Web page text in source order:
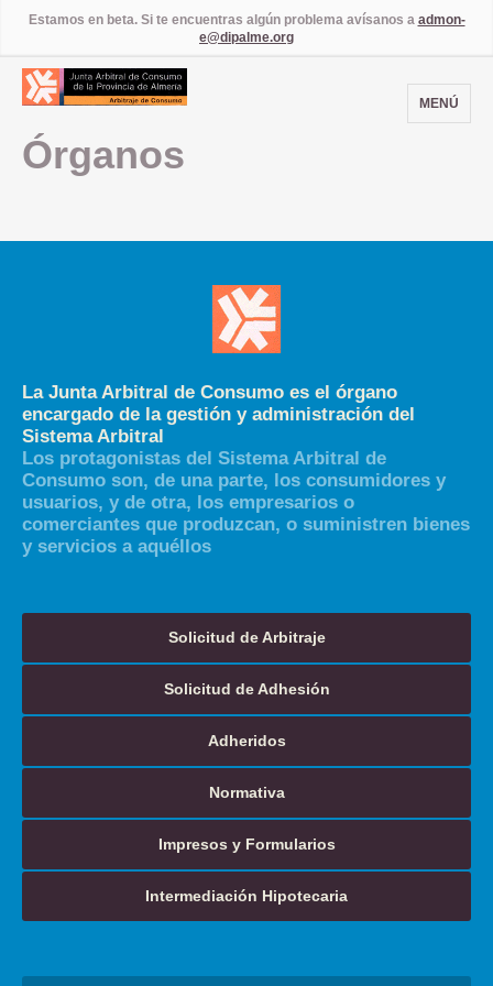
Estamos en beta. Si te encuentras algún problema avísanos a admon-
e@dipalme.org
MENÚ
Órganos
La Junta Arbitral de Consumo es el órgano
encargado de la gestión y administración del
Sistema Arbitral
Los protagonistas del Sistema Arbitral de
Consumo son, de una parte, los consumidores y
usuarios, y de otra, los empresarios o
comerciantes que produzcan, o suministren bienes
y servicios a aquéllos
Solicitud de Arbitraje
Solicitud de Adhesión
Adheridos
Normativa
Impresos y Formularios
Intermediación Hipotecaria